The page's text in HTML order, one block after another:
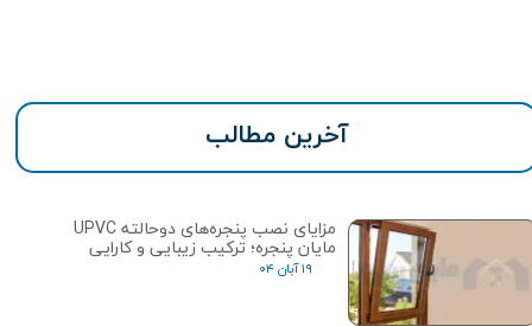
آخرین مطالب
مزایای نصب پنجره‌های دوحالته UPVC
مایان پنجره؛ ترکیب زیبایی و کارایی
۱۹ آبان ۰۴